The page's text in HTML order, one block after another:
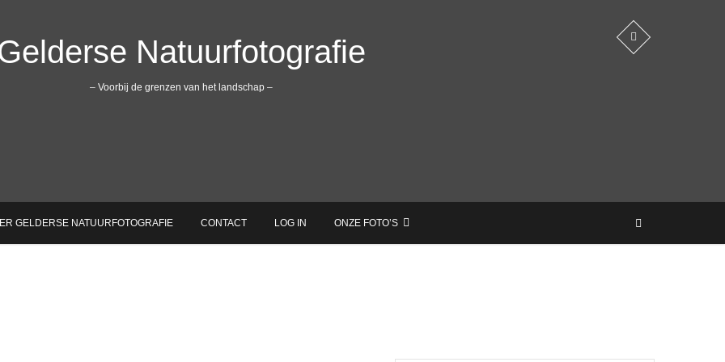
Natuurfotografie
– Voorbij de grenzen van het landschap –
GELDERSE NATUURFOTOGRAFIE CONTACT LOG IN ONZE FOTO’S